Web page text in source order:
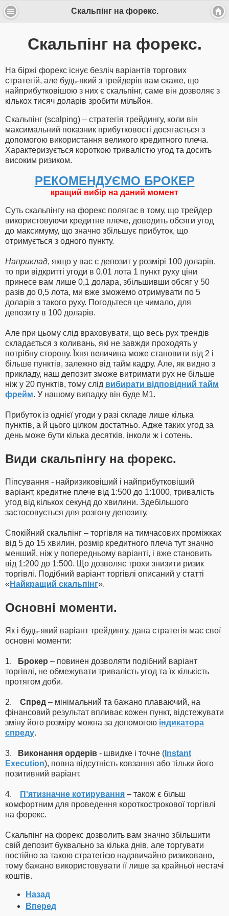
Скальпінг на форекс.
Скальпінг на форекс.
На біржі форекс існує безліч варіантів торгових
стратегій, але будь-який з трейдерів вам скаже, що
найприбутковішою з них є скальпінг, саме він дозволяє з
кількох тисяч доларів зробити мільйон.
Скальпінг (scalping) – стратегія трейдингу, коли він
максимальний показник прибутковості досягається з
допомогою використання великого кредитного плеча.
Характеризується короткою тривалістю угод та досить
високим ризиком.
РЕКОМЕНДУЄМО БРОКЕР
кращий вибір на даний момент
Суть скальпінгу на форекс полягає в тому, що трейдер
використовуючи кредитне плече, доводить обсяги угод
до максимуму, що значно збільшує прибуток, що
отримується з одного пункту.
Наприклад, якщо у вас є депозит у розмірі 100 доларів,
то при відкритті угоди в 0,01 лота 1 пункт руху ціни
принесе вам лише 0,1 долара, збільшивши обсяг у 50
разів до 0,5 лота, ми вже зможемо отримувати по 5
доларів з такого руху. Погодьтеся це чимало, для
депозиту в 100 доларів.
Але при цьому слід враховувати, що весь рух трендів
складається з коливань, які не завжди проходять у
потрібну сторону. Їхня величина може становити від 2 і
більше пунктів, залежно від тайм кадру. Але, як видно з
прикладу, наш депозит зможе витримати рух не більше
ніж у 20 пунктів, тому слід вибирати відповідний тайм
фрейм. У нашому випадку він буде М1.
Прибуток із однієї угоди у разі складе лише кілька
пунктів, а й цього цілком достатньо. Адже таких угод за
день може бути кілька десятків, інколи ж і сотень.
Види скальпінгу на форекс.
Піпсування - найризиковіший і найприбутковіший
варіант, кредитне плече від 1:500 до 1:1000, тривалість
угод від кількох секунд до хвилини. Здебільшого
застосовується для розгону депозиту.
Спокійний скальпінг – торгівля на тимчасових проміжках
від 5 до 15 хвилин, розмір кредитного плеча тут значно
менший, ніж у попередньому варіанті, і вже становить
від 1:200 до 1:500. Що дозволяє трохи знизити ризик
торгівлі. Подібний варіант торгівлі описаний у статті
« Найкращий скальпінг».
Основні моменти.
Як і будь-який варіант трейдингу, дана стратегія має свої
основні моменти:
1. Брокер – повинен дозволяти подібний варіант
торгівлі, не обмежувати тривалість угод та їх кількість
протягом доби.
2. Спред – мінімальний та бажано плаваючий, на
фінансовий результат впливає кожен пункт, відстежувати
зміну його розміру можна за допомогою індикатора
спреду.
3. Виконання ордерів - швидке і точне ( Instant
Execution), повна відсутність ковзання або тільки його
позитивний варіант.
4. П'ятизначне котирування – також є більш
комфортним для проведення короткострокової торгівлі
на форекс.
Скальпінг на форекс дозволить вам значно збільшити
свій депозит буквально за кілька днів, але торгувати
постійно за такою стратегією надзвичайно ризиковано,
тому бажано використовувати її лише за крайньої нестачі
коштів.
Назад
Вперед